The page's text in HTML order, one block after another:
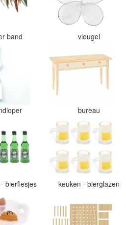
band vleugel
bureau
bierflesjes keuken - bierglazen